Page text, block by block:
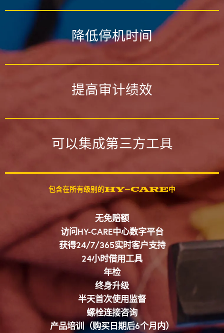
降低停机时间
提高审计绩效
可以集成第三方工具
包含在所有级别的HY-CARE中
无免赔额
访问HY-CARE中心数字平台
获得24/7/365实时客户支持
24小时借用工具
年检
终身升级
半天首次使用监督
螺栓连接咨询
产品培训（购买日期后6个月内）